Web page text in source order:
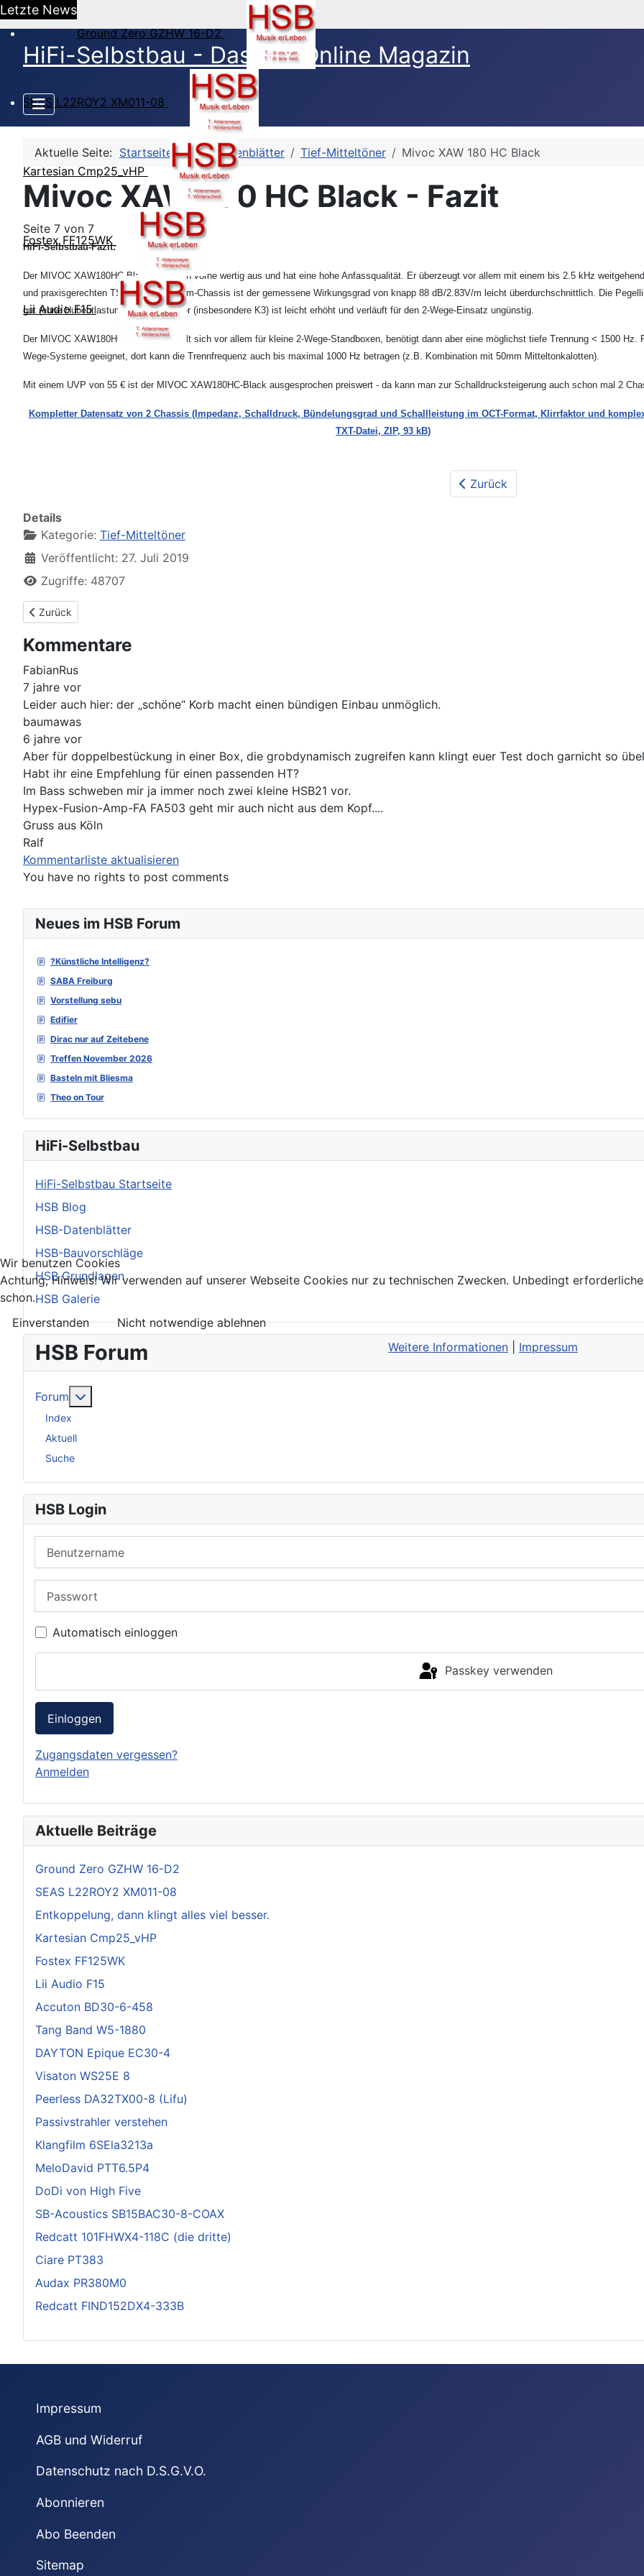
Letzte News
Ground Zero GZHW 16-D2
SEAS L22ROY2 XM011-08
Kartesian Cmp25_vHP
Fostex FF125WK
Lii Audio F15
HiFi-Selbstbau - Das DIY Online Magazin
Neues im HSB Forum
?Künstliche Intelligenz?
SABA Freiburg
Vorstellung sebu
Edifier
Dirac nur auf Zeitebene
Treffen November 2026
Basteln mit Bliesma
Theo on Tour
HiFi-Selbstbau
HiFi-Selbstbau Startseite
HSB Blog
HSB-Datenblätter
HSB-Bauvorschläge
HSB Grundlagen
HSB Galerie
HSB Forum
Forum
Index
Aktuell
Suche
HSB Login
Automatisch einloggen
Passkey verwenden
Einloggen
Zugangsdaten vergessen?
Anmelden
Aktuelle Beiträge
Ground Zero GZHW 16-D2
SEAS L22ROY2 XM011-08
Entkoppelung, dann klingt alles viel besser.
Kartesian Cmp25_vHP
Fostex FF125WK
Lii Audio F15
Accuton BD30-6-458
Tang Band W5-1880
DAYTON Epique EC30-4
Visaton WS25E 8
Peerless DA32TX00-8 (Lifu)
Passivstrahler verstehen
Klangfilm 6SEla3213a
MeloDavid PTT6.5P4
DoDi von High Five
SB-Acoustics SB15BAC30-8-COAX
Redcatt 101FHWX4-118C (die dritte)
Ciare PT383
Audax PR380M0
Redcatt FIND152DX4-333B
Aktuelle Seite: Startseite HSB-Datenblätter Tief-Mitteltöner Mivoc XAW 180 HC Black
Mivoc XAW 180 HC Black - Fazit
Seite 7 von 7
HiFi-Selbstbau-Fazit:
Der MIVOC XAW180HC-Black sieht von vorne wertig aus und hat eine hohe Anfassqualität. Er überzeugt vor allem mit einem bis 2.5 kHz
und praxisgerechten TSPs. Für ein 17cm-Chassis ist der gemessene Wirkungsgrad von knapp 88 dB/2.83V/m leicht überdurchschnittlich. Die
gut (ohne Hubentlastung). Der Klirrfaktor (insbesondere K3) ist leicht erhöht und verläuft für den 2-Wege-Einsatz ungünstig.
Der MIVOC XAW180HC-Black empfiehlt sich vor allem für kleine 2-Wege-Standboxen, benötigt dann aber eine möglichst tiefe Trennung < 1500 Hz.
Wege-Systeme geeignet, dort kann die Trennfrequenz auch bis maximal 1000 Hz betragen (z.B. Kombination mit 50mm Mitteltonkalotten).
Mit einem UVP von 55 € ist der MIVOC XAW180HC-Black ausgesprochen preiswert - da kann man zur Schalldrucksteigerung auch schon mal 2
Kompletter Datensatz von 2 Chassis (Impedanz, Schalldruck, Bündelungsgrad und Schallleistung im OCT-Format, Klirrfaktor und
TXT-Datei, ZIP, 93 kB)
Zurück
Details
Kategorie: Tief-Mitteltöner
Veröffentlicht: 27. Juli 2019
Zugriffe: 48707
Vorheriger Beitrag: Omnes Audio MW 8.0 ALU
Zurück
Kommentare
FabianRus
7 jahre vor
Leider auch hier: der „schöne“ Korb macht einen bündigen Einbau unmöglich.
baumawas
6 jahre vor
Aber für doppelbestückung in einer Box, die grobdynamisch zugreifen kann klingt euer Test doch garnicht so
Habt ihr eine Empfehlung für einen passenden HT?
Im Bass schweben mir ja immer noch zwei kleine HSB21 vor.
Hypex-Fusion-Amp-FA FA503 geht mir auch nicht aus dem Kopf....
Gruss aus Köln
Ralf
Kommentarliste aktualisieren
You have no rights to post comments
Impressum
AGB und Widerruf
Datenschutz nach D.S.G.V.O.
Abonnieren
Abo Beenden
Sitemap
Wir benutzen Cookies
Achtung, Hinweis! Wir verwenden auf unserer Webseite Cookies nur zu technischen Zwecken. Unbedingt
schon.
Einverstanden
Nicht notwendige ablehnen
Weitere Informationen
Impressum